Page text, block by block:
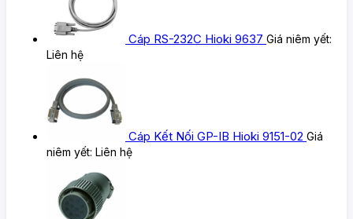
Cáp RS-232C Hioki 9637 Giá niêm yết:
Liên hệ
Cáp Kết Nối GP-IB Hioki 9151-02 Giá
niêm yết: Liên hệ